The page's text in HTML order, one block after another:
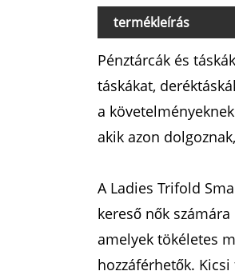
termékleírás
Pénztárcák és
táskákat,
a
akik azon
A Ladies Trifold
kereső nők
amelyek tökéletes
hozzáférhetők.